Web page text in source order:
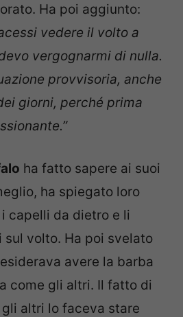
Ha poi aggiunto:
vedere il volto a
vergognarmi di nulla.
provvisoria, anche
giorni, perché prima
ha fatto sapere ai suoi
ha spiegato loro
capelli da dietro e li
sul volto. Ha poi svelato
avere la barba
come gli altri. Il fatto di
altri lo faceva stare